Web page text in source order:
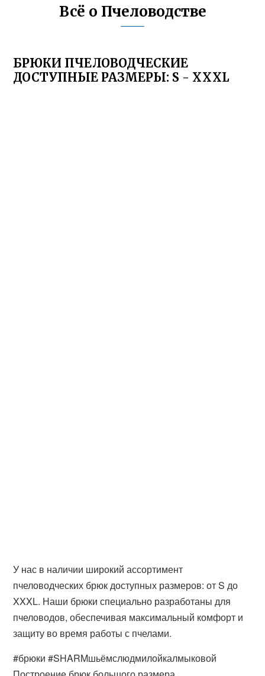
Всё о Пчеловодстве
БРЮКИ ПЧЕЛОВОДЧЕСКИЕ
ДОСТУПНЫЕ РАЗМЕРЫ: S - XXXL
У нас в наличии широкий ассортимент
пчеловодческих брюк доступных размеров: от S до
XXXL. Наши брюки специально разработаны для
пчеловодов, обеспечивая максимальный комфорт и
защиту во время работы с пчелами.
#брюки #SHARMшьёмслюдмилойкалмыковой